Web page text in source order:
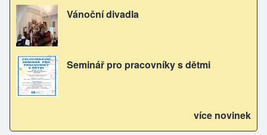
Vánoční divadla
Seminář pro pracovníky s dětmi
více novinek